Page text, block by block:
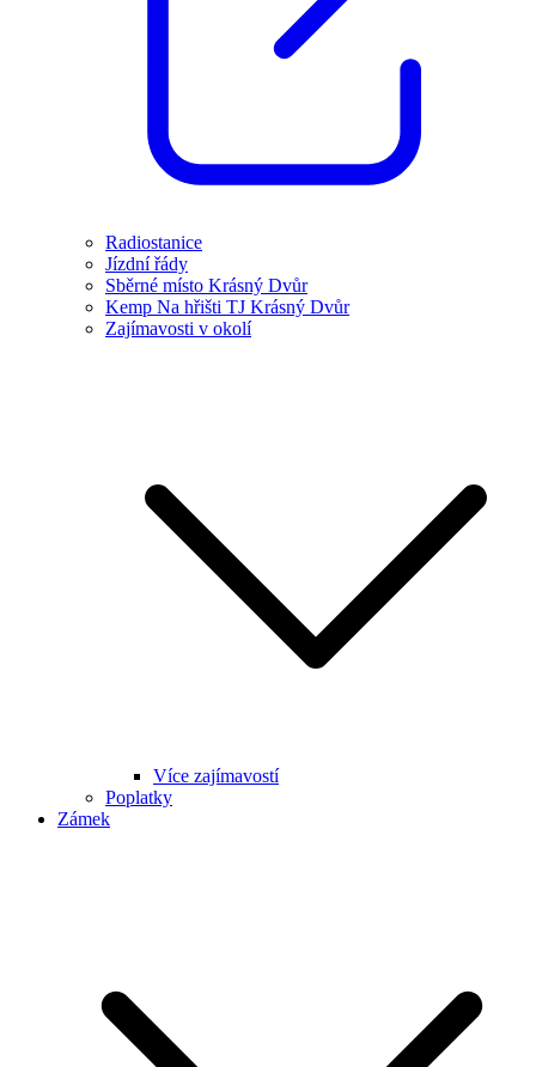
Radiostanice
Jízdní řády
Sběrné místo Krásný Dvůr
Kemp Na hřišti TJ Krásný Dvůr
Zajímavosti v okolí
Více zajímavostí
Poplatky
Zámek